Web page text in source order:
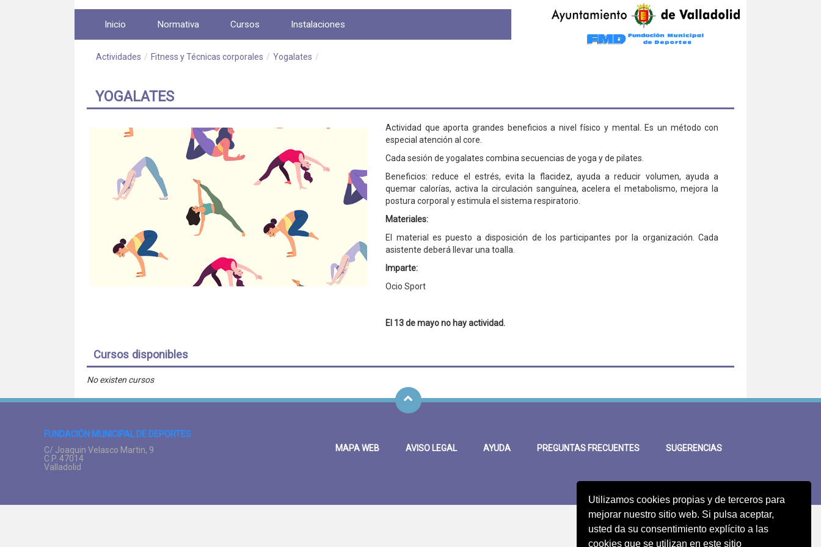
Utilizamos cookies propias y de terceros para
mejorar nuestro sitio web. Si pulsa aceptar,
usted da su consentimiento explícito a las
cookies que se utilizan en este sitio
Inicio Normativa Cursos Instalaciones
Actividades / Fitness y Técnicas corporales / Yogalates /
YOGALATES
Actividad que aporta grandes beneficios a nivel físico y mental. Es un método con
especial atención al core.
Cada sesión de yogalates combina secuencias de yoga y de pilates.
Beneficios: reduce el estrés, evita la flacidez, ayuda a reducir volumen, ayuda a
quemar calorías, activa la circulación sanguínea, acelera el metabolismo, mejora la
postura corporal y estimula el sistema respiratorio.
Materiales:
El material es puesto a disposición de los participantes por la organización. Cada
asistente deberá llevar una toalla.
Imparte:
Ocio Sport
El 13 de mayo no hay actividad.
Cursos disponibles
No existen cursos
FUNDACIÓN MUNICIPAL DE DEPORTES
C/ Joaquin Velasco Martin, 9
C.P. 47014
Valladolid
MAPA WEB AVISO LEGAL AYUDA PREGUNTAS FRECUENTES SUGERENCIAS